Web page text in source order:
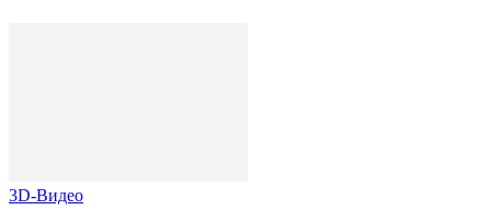
3D-Видео